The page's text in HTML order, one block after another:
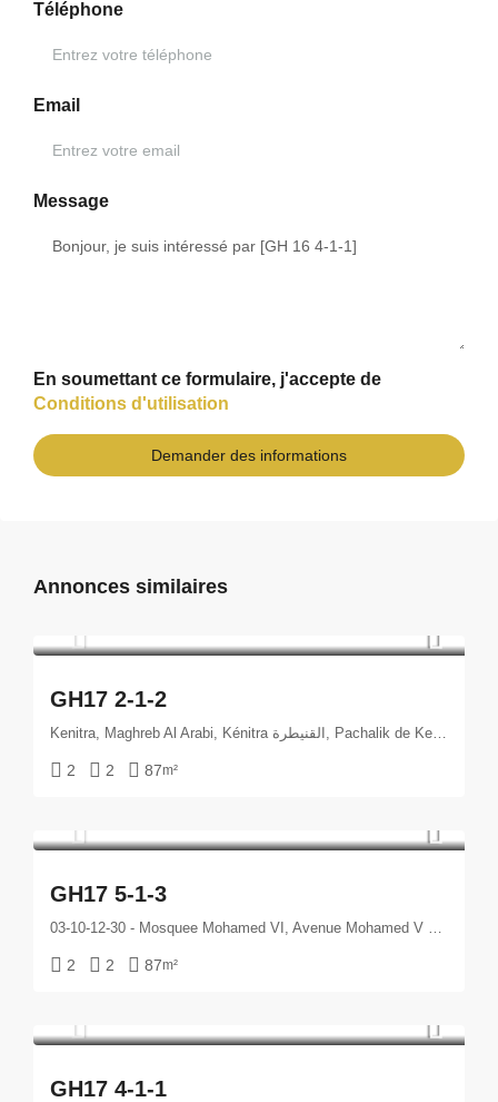
Téléphone
Email
Message
En soumettant ce formulaire, j'accepte de
Conditions d'utilisation
Demander des informations
Annonces similaires
GH17 2-1-2
Kenitra, Maghreb Al Arabi, Kénitra القنيطرة, Pachalik de Kenitra باشوية القنيطرة, Province de Kenitra إقليم القنيطرة, 14080, Maroc ⵍⵎⵖⵔⵉⴱ المغرب
2 2 87m²
GH17 5-1-3
03-10-12-30 - Mosquee Mohamed VI, Avenue Mohamed V شارع محمد الخامس, Kenitra, Maghreb Al Arabi, Kénitra القنيطرة, Pachalik de Kenitra باشوية القنيطرة, Province de Kenitra إقليم القنيطرة, 14080, Maroc ⵍⵎⵖⵔⵉⴱ المغرب
2 2 87m²
GH17 4-1-1